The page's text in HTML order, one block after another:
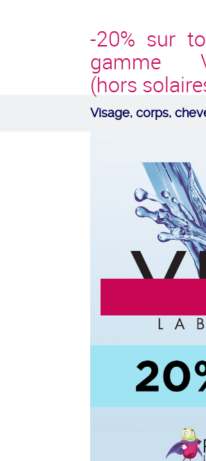
-20% sur
gamme
(hors
Visage, corps,